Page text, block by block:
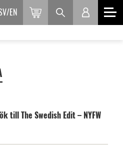
EN
till The Swedish Edit – NYFW